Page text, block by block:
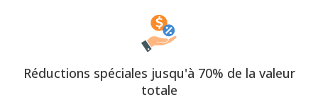
Réductions spéciales jusqu'à 70% de la valeur
totale